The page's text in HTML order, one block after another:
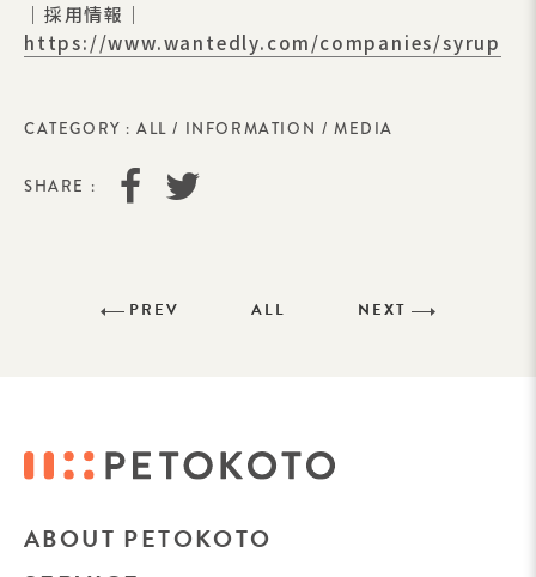
｜採用情報｜
https://www.wantedly.com/companies/syrup
CATEGORY : ALL / INFORMATION /MEDIA
SHARE :
PREV ALL NEXT
ABOUT PETOKOTO